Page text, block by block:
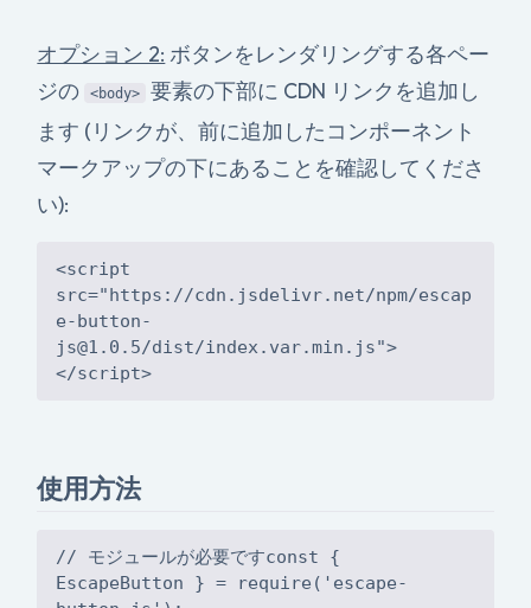
オプション 2: ボタンをレンダリングする各ペー
ジの
<body>
要素の下部に CDN リンクを追加し
ます (リンクが、前に追加したコンポーネント
マークアップの下にあることを確認してくださ
い):
<script
src="https://cdn.jsdelivr.net/npm/escap
e-button-
js@1.0.5/dist/index.var.min.js">
使用方法
// モジュールが必要ですconst {
EscapeButton } = require('escape-